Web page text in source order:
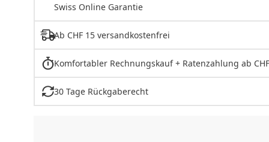
Swiss Online Garantie
Ab CHF 15 versandkostenfrei
Komfortabler Rechnungskauf + Ratenzahlung ab
30 Tage Rückgaberecht